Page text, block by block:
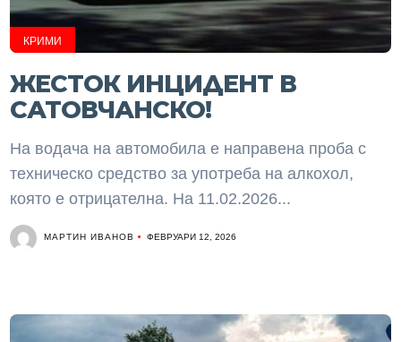
КРИМИ
ЖЕСТОК ИНЦИДЕНТ В
САТОВЧАНСКО!
На водача на автомобила е направена проба с
техническо средство за употреба на алкохол,
която е отрицателна. На 11.02.2026...
МАРТИН ИВАНОВ ФЕВРУАРИ 12, 2026